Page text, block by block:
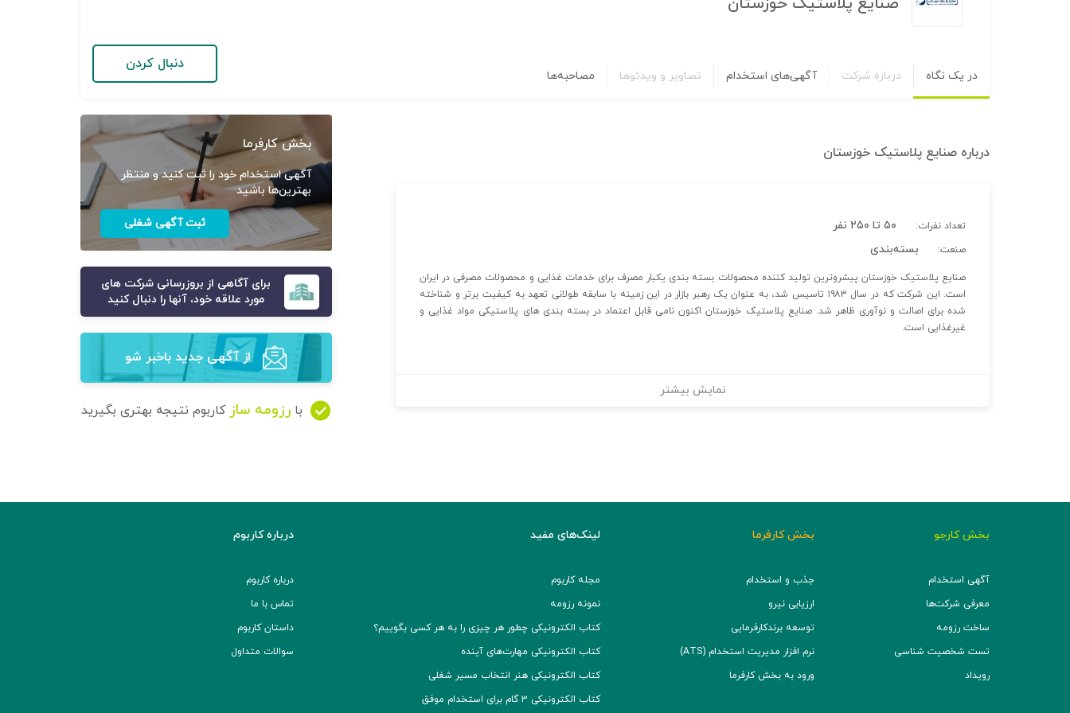
در یک نگاه درباره شرکت آگهی‌های استخدام تصاویر و ویدئوها مصاحبه‌ها
دنبال کردن
درباره صنایع پلاستیک خوزستان
تعداد نفرات: ۵۰ تا ۲۵۰ نفر
صنعت: بسته‌بندی
صنایع پلاستیک خوزستان پیشروترین تولید کننده محصولات بسته بندی یکبار مصرف برای خدمات غذایی و محصولات مصرفی در ایران
است. این شرکت که در سال ۱۹۸۳ تاسیس شد، به عنوان یک رهبر بازار در این زمینه با سابقه طولانی تعهد به کیفیت برتر و شناخته
شده برای اصالت و نوآوری ظاهر شد. صنایع پلاستیک خوزستان اکنون نامی قابل اعتماد در بسته بندی های پلاستیکی مواد غذایی و
غیرغذایی است.
نمایش بیشتر
بخش کارفرما
آگهی استخدام خود را ثبت کنید و منتظر
بهترین‌ها باشید
ثبت آگهی شغلی
برای آگاهی از بروزرسانی شرکت های
مورد علاقه خود، آنها را دنبال کنید
از آگهی‌ جدید باخبر شو
با رزومه ساز کاربوم نتیجه بهتری بگیرید
بخش کارجو
آگهی استخدام
معرفی شرکت‌ها
ساخت رزومه
تست شخصیت شناسی
رویداد
بخش کارفرما
جذب و استخدام
ارزیابی نیرو
توسعه برند‌کارفرمایی
نرم افزار مدیریت استخدام (ATS)
ورود به بخش کارفرما
لینک‌های مفید
مجله کاربوم
نمونه رزومه
کتاب الکترونیکی چطور هر چیزی را به هر کسی بگوییم؟
کتاب الکترونیکی مهارت‌های آینده
کتاب الکترونیکی هنر انتخاب مسیر شغلی
کتاب الکترونیکی ۳ گام برای استخدام موفق
درباره کاربوم
درباره کاربوم
تماس با ما
داستان کاربوم
سوالات متداول